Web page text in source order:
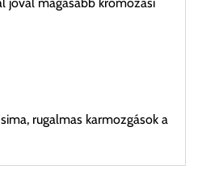
rugalmas karmozgások a